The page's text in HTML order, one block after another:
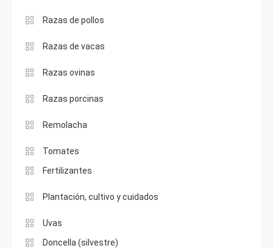
Razas de pollos
Razas de vacas
Razas ovinas
Razas porcinas
Remolacha
Tomates
Fertilizantes
Plantación, cultivo y cuidados
Uvas
Doncella (silvestre)